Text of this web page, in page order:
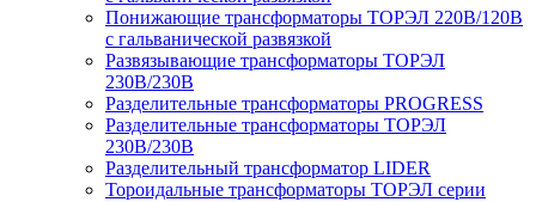
Понижающие трансформаторы ТОРЭЛ 220В/120В
с гальванической развязкой
Развязывающие трансформаторы ТОРЭЛ
230В/230В
Разделительные трансформаторы PROGRESS
Разделительные трансформаторы ТОРЭЛ
230В/230В
Разделительный трансформатор LIDER
Тороидальные трансформаторы ТОРЭЛ серии